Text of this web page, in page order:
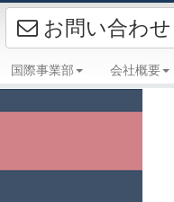
お問い合わせ
国際事業部 会社概要